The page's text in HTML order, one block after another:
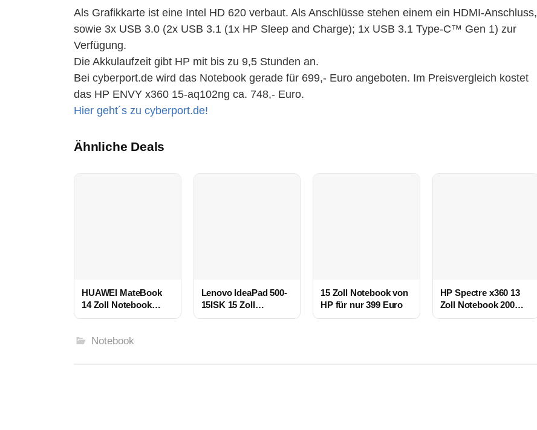
Als Grafikkarte ist eine Intel HD 620 verbaut. Als Anschlüsse stehen einem ein HDMI-Anschluss,
sowie 3x USB 3.0 (2x USB 3.1 (1x HP Sleep and Charge); 1x USB 3.1 Type-C™ Gen 1) zur
Verfügung.
Die Akkulaufzeit gibt HP mit bis zu 9,5 Stunden an.
Bei cyberport.de wird das Notebook gerade für 699,- Euro angeboten. Im Preisvergleich kostet
das HP ENVY x360 15-aq102ng ca. 748,- Euro.
Hier geht´s zu cyberport.de!
Ähnliche Deals
HUAWEI MateBook
14 Zoll Notebook
günstiger
Lenovo IdeaPad 500-
15ISK 15 Zoll
Notebook günstiger
15 Zoll Notebook von
HP für nur 399 Euro
HP Spectre x360 13
Zoll Notebook 200
Euro günstiger
Notebook